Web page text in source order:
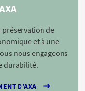
préservation de
et à une
nous engageons
durabilité.
D’AXA